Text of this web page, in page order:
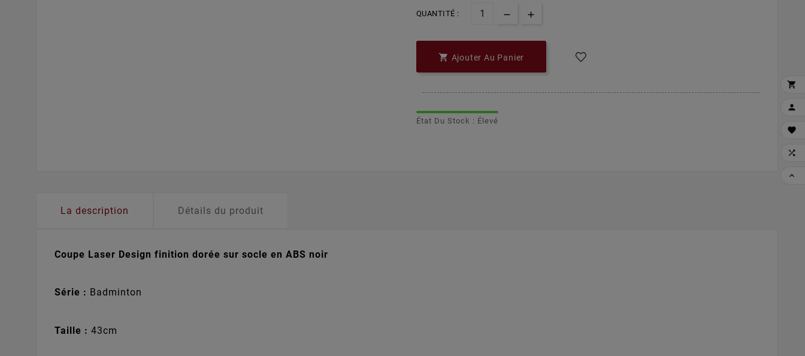
QUANTITÉ :
 Ajouter Au Panier
État Du Stock : Élevé
La description Détails du produit
Coupe Laser Design finition dorée sur socle en ABS noir
Série : Badminton
Taille : 43cm




